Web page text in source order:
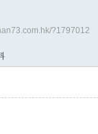
?1797012